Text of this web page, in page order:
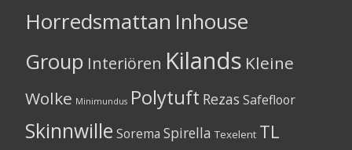
Horredsmattan Inhouse
Group Interiören Kilands Kleine
Wolke Minimundus Polytuft Rezas Safefloor
Skinnwille Sorema Spirella Texelent TL